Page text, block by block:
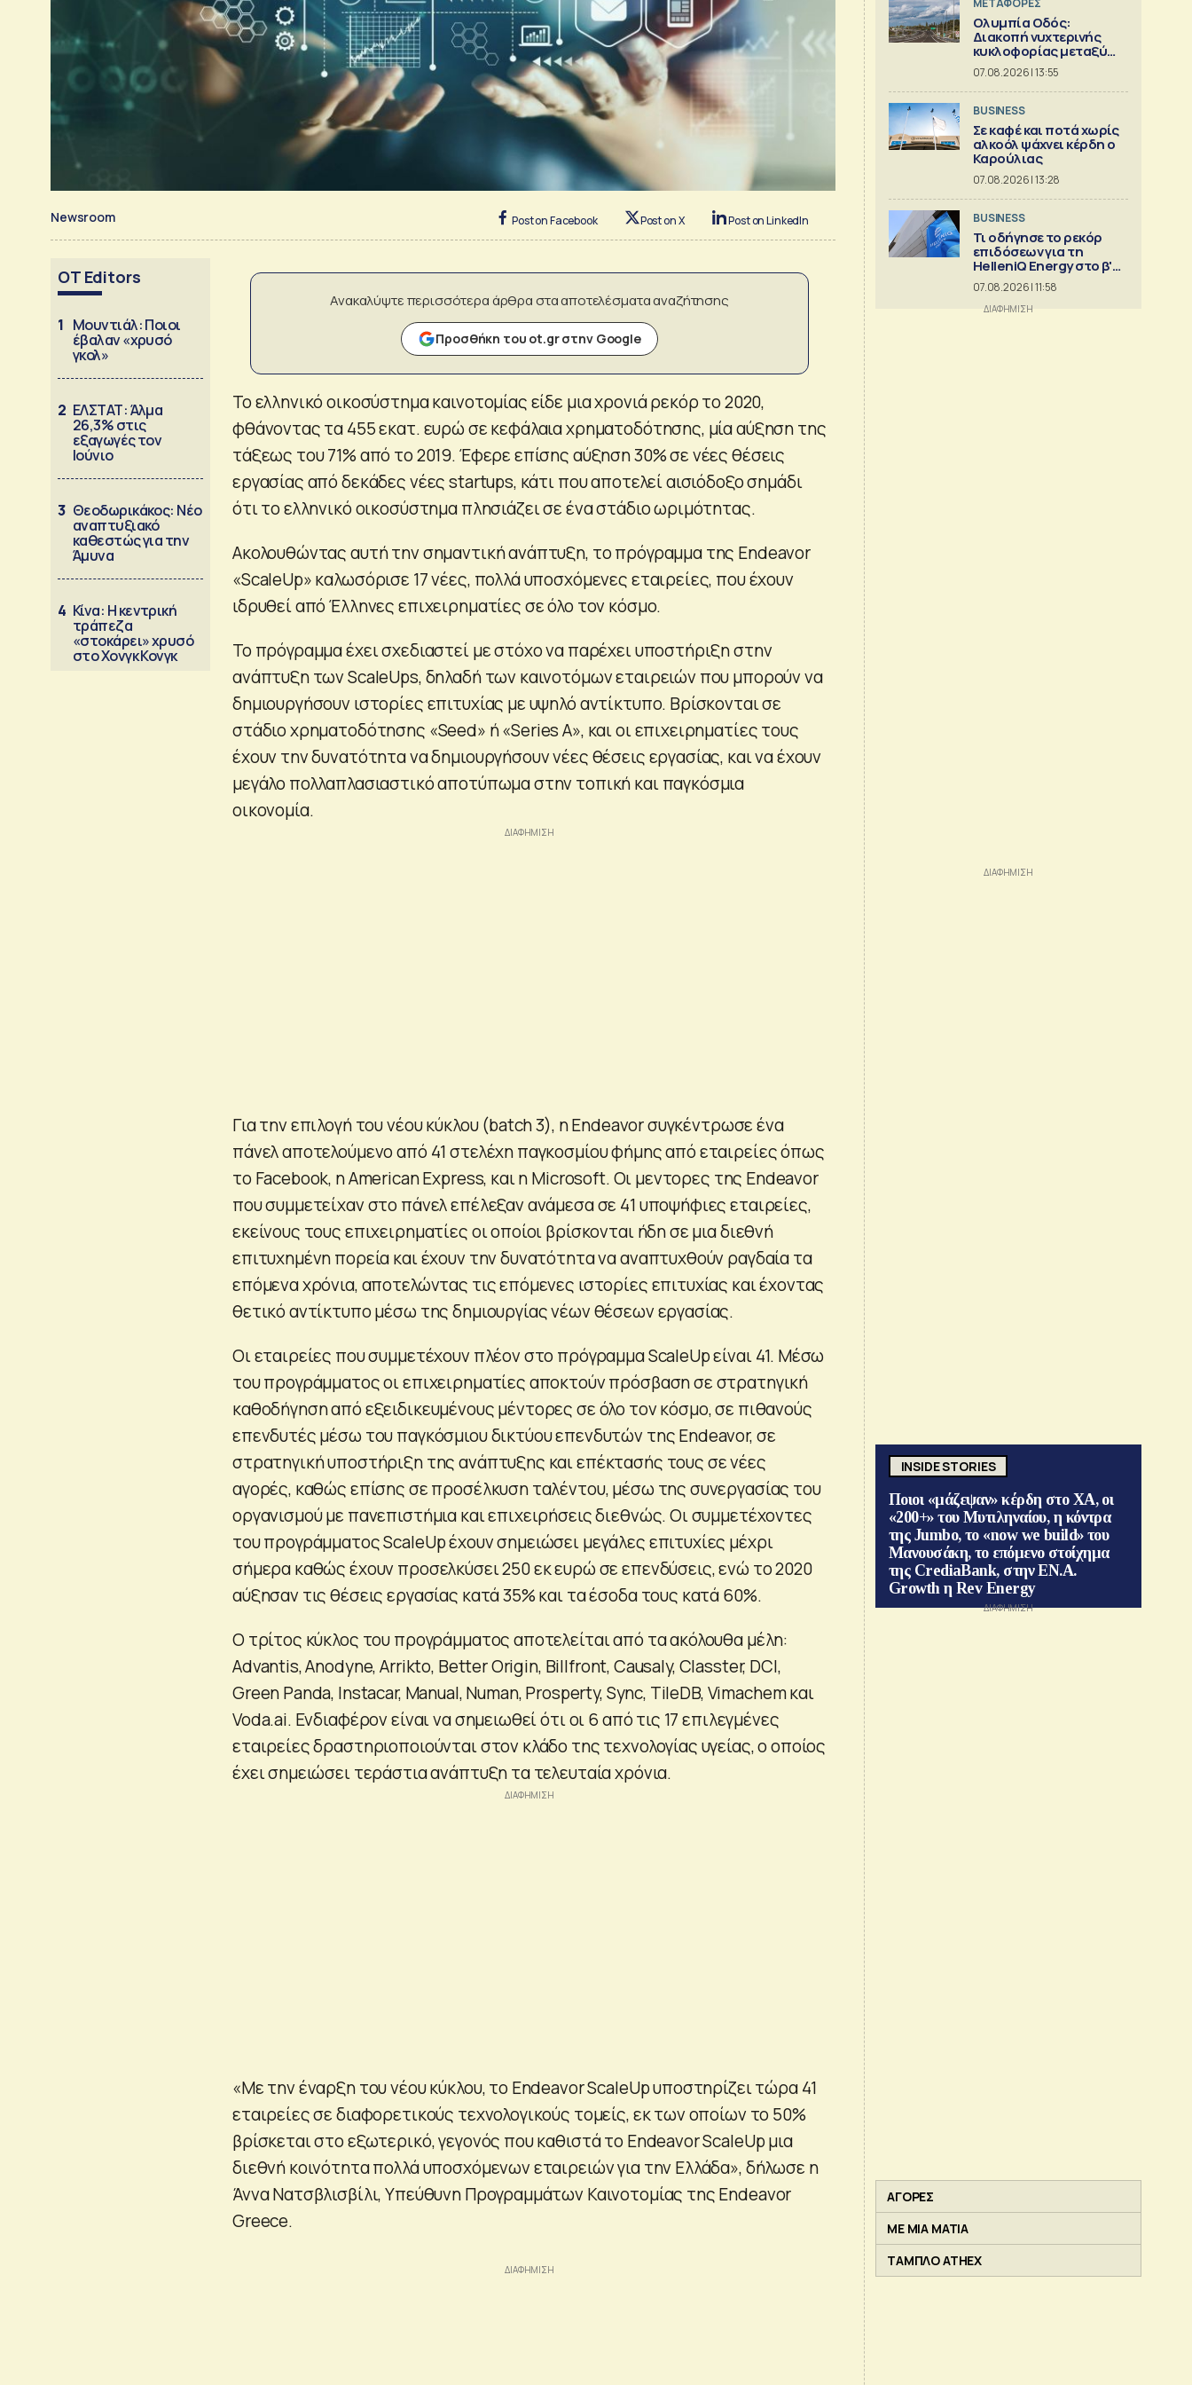
Newsroom Post on Facebook Post on X Post on LinkedIn
OT Editors
1 Μουντιάλ: Ποιοι
έβαλαν «χρυσό
γκολ»
2 ΕΛΣΤΑΤ: Άλμα
26,3% στις
εξαγωγές τον
Ιούνιο
3 Θεοδωρικάκος: Νέο
αναπτυξιακό
καθεστώς για την
Άμυνα
4 Κίνα: Η κεντρική
τράπεζα
«στοκάρει» χρυσό
στο Χονγκ Κονγκ
Ανακαλύψτε περισσότερα άρθρα στα αποτελέσματα αναζήτησης
Προσθήκη του ot.gr στην Google
Το ελληνικό οικοσύστημα καινοτομίας είδε μια χρονιά ρεκόρ το 2020,
φθάνοντας τα 455 εκατ. ευρώ σε κεφάλαια χρηματοδότησης, μία αύξηση της
τάξεως του 71% από το 2019. Έφερε επίσης αύξηση 30% σε νέες θέσεις
εργασίας από δεκάδες νέες startups, κάτι που αποτελεί αισιόδοξο σημάδι
ότι το ελληνικό οικοσύστημα πλησιάζει σε ένα στάδιο ωριμότητας.
Ακολουθώντας αυτή την σημαντική ανάπτυξη, το πρόγραμμα της Endeavor
«ScaleUp» καλωσόρισε 17 νέες, πολλά υποσχόμενες εταιρείες, που έχουν
ιδρυθεί από Έλληνες επιχειρηματίες σε όλο τον κόσμο.
Το πρόγραμμα έχει σχεδιαστεί με στόχο να παρέχει υποστήριξη στην
ανάπτυξη των ScaleUps, δηλαδή των καινοτόμων εταιρειών που μπορούν να
δημιουργήσουν ιστορίες επιτυχίας με υψηλό αντίκτυπο. Βρίσκονται σε
στάδιο χρηματοδότησης «Seed» ή «Series Α», και οι επιχειρηματίες τους
έχουν την δυνατότητα να δημιουργήσουν νέες θέσεις εργασίας, και να έχουν
μεγάλο πολλαπλασιαστικό αποτύπωμα στην τοπική και παγκόσμια
οικονομία.
Για την επιλογή του νέου κύκλου (batch 3), η Endeavor συγκέντρωσε ένα
πάνελ αποτελούμενο από 41 στελέχη παγκοσμίου φήμης από εταιρείες όπως
το Facebook, η American Express, και η Microsoft. Οι μεντορες της Endeavor
που συμμετείχαν στο πάνελ επέλεξαν ανάμεσα σε 41 υποψήφιες εταιρείες,
εκείνους τους επιχειρηματίες οι οποίοι βρίσκονται ήδη σε μια διεθνή
επιτυχημένη πορεία και έχουν την δυνατότητα να αναπτυχθούν ραγδαία τα
επόμενα χρόνια, αποτελώντας τις επόμενες ιστορίες επιτυχίας και έχοντας
θετικό αντίκτυπο μέσω της δημιουργίας νέων θέσεων εργασίας.
Οι εταιρείες που συμμετέχουν πλέον στο πρόγραμμα ScaleUp είναι 41. Μέσω
του προγράμματος οι επιχειρηματίες αποκτούν πρόσβαση σε στρατηγική
καθοδήγηση από εξειδικευμένους μέντορες σε όλο τον κόσμο, σε πιθανούς
επενδυτές μέσω του παγκόσμιου δικτύου επενδυτών της Endeavor, σε
στρατηγική υποστήριξη της ανάπτυξης και επέκτασής τους σε νέες
αγορές, καθώς επίσης σε προσέλκυση ταλέντου, μέσω της συνεργασίας του
οργανισμού με πανεπιστήμια και επιχειρήσεις διεθνώς. Οι συμμετέχοντες
του προγράμματος ScaleUp έχουν σημειώσει μεγάλες επιτυχίες μέχρι
σήμερα καθώς έχουν προσελκύσει 250 εκ ευρώ σε επενδύσεις, ενώ το 2020
αύξησαν τις θέσεις εργασίας κατά 35% και τα έσοδα τους κατά 60%.
Ο τρίτος κύκλος του προγράμματος αποτελείται από τα ακόλουθα μέλη:
Advantis, Anodyne, Arrikto, Better Origin, Billfront, Causaly, Classter, DCI,
Green Panda, Instacar, Manual, Numan, Prosperty, Sync, TileDB, Vimachem και
Voda.ai. Ενδιαφέρον είναι να σημειωθεί ότι οι 6 από τις 17 επιλεγμένες
εταιρείες δραστηριοποιούνται στον κλάδο της τεχνολογίας υγείας, ο οποίος
έχει σημειώσει τεράστια ανάπτυξη τα τελευταία χρόνια.
«Με την έναρξη του νέου κύκλου, το Endeavor ScaleUp υποστηρίζει τώρα 41
εταιρείες σε διαφορετικούς τεχνολογικούς τομείς, εκ των οποίων το 50%
βρίσκεται στο εξωτερικό, γεγονός που καθιστά το Endeavor ScaleUp μια
διεθνή κοινότητα πολλά υποσχόμενων εταιρειών για την Ελλάδα», δήλωσε η
Άννα Νατσβλισβίλι, Υπεύθυνη Προγραμμάτων Καινοτομίας της Endeavor
Greece.
ΜΕΤΑΦΟΡΕΣ
Ολυμπία Οδός:
Διακοπή νυχτερινής
κυκλοφορίας μεταξύ
κόμβων Εγλυκάδας και
Πατρών
07.08.2026 | 13:55
BUSINESS
Σε καφέ και ποτά χωρίς
αλκοόλ ψάχνει κέρδη ο
Καρούλιας
07.08.2026 | 13:28
BUSINESS
Τι οδήγησε το ρεκόρ
επιδόσεων για τη
HelleniQ Energy στο β'
τρίμηνο
07.08.2026 | 11:58
INSIDE STORIES
Ποιοι «μάζεψαν» κέρδη στο ΧΑ, οι
«200+» του Μυτιληναίου, η κόντρα
της Jumbo, το «now we build» του
Μανουσάκη, το επόμενο στοίχημα
της CrediaBank, στην ΕΝ.Α.
Growth η Rev Energy
ΑΓΟΡΕΣ
ΜΕ ΜΙΑ ΜΑΤΙΑ
ΤΑΜΠΛΟ ATHEX